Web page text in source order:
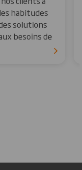
habitudes
solutions
besoins de